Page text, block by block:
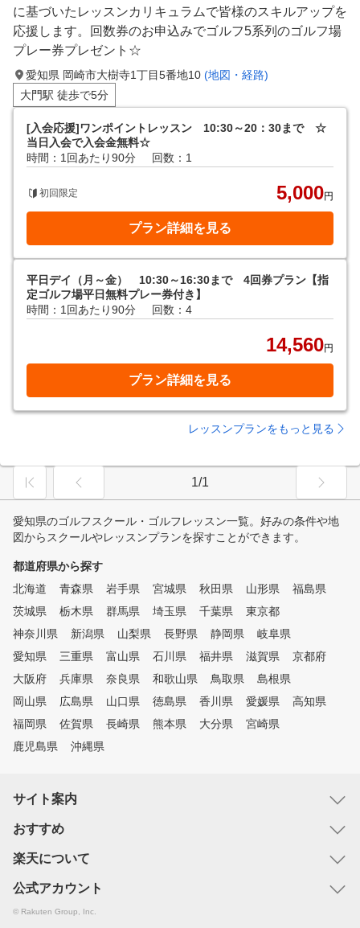
に基づいたレッスンカリキュラムで皆様のスキルアップを
応援します。回数券のお申込みでゴルフ5系列のゴルフ場
プレー券プレゼント☆
愛知県 岡崎市大樹寺1丁目5番地10 (地図・経路)
大門駅 徒歩で5分
[入会応援]ワンポイントレッスン 10:30～20：30まで ☆
当日入会で入会金無料☆
時間：1回あたり90分
回数：1
初回限定 5,000円
プラン詳細を見る
平日デイ（月～金） 10:30～16:30まで 4回券プラン【指
定ゴルフ場平日無料プレー券付き】
時間：1回あたり90分
回数：4
14,560円
プラン詳細を見る
レッスンプランをもっと見る
1/1
愛知県のゴルフスクール・ゴルフレッスン一覧。好みの条件や地
図からスクールやレッスンプランを探すことができます。
都道府県から探す
北海道
青森県 岩手県 宮城県 秋田県 山形県
福島県
茨城県
栃木県 群馬県 埼玉県 千葉県
東京都
神奈川県
新潟県 山梨県 長野県 静岡県
岐阜県
愛知県
三重県 富山県 石川県 福井県 滋賀県
京都府
大阪府
兵庫県 奈良県 和歌山県 鳥取県
島根県
岡山県
広島県 山口県 徳島県 香川県 愛媛県
高知県
福岡県
佐賀県 長崎県 熊本県 大分県
宮崎県
鹿児島県
沖縄県
サイト案内
おすすめ
楽天について
公式アカウント
© Rakuten Group, Inc.